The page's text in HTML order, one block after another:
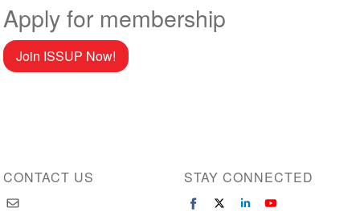
Apply for membership
Join ISSUP Now!
CONTACT US STAY CONNECTED